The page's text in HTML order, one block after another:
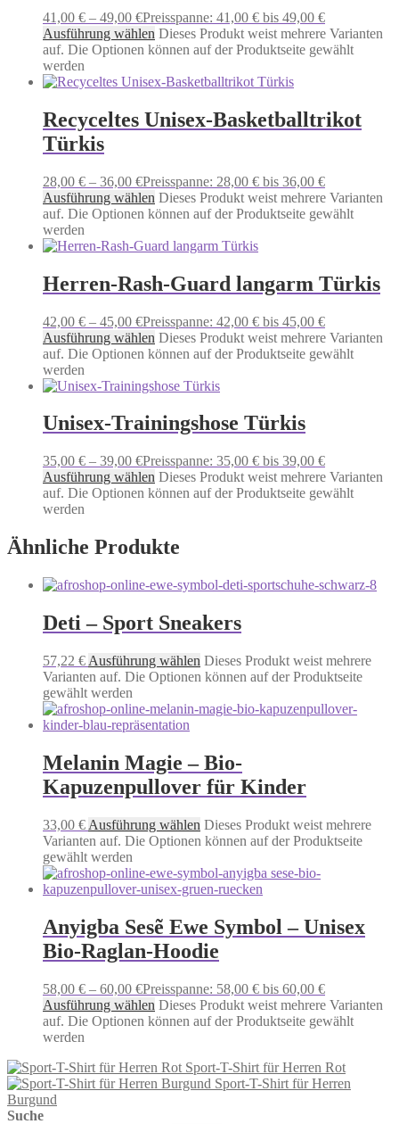
41,00 € – 49,00 €Preisspanne: 41,00 € bis 49,00 €
Ausführung wählen Dieses Produkt weist mehrere Varianten
auf. Die Optionen können auf der Produktseite gewählt
werden
Recyceltes Unisex-Basketballtrikot
Türkis
28,00 € – 36,00 €Preisspanne: 28,00 € bis 36,00 €
Ausführung wählen Dieses Produkt weist mehrere Varianten
auf. Die Optionen können auf der Produktseite gewählt
werden
Herren-Rash-Guard langarm Türkis
42,00 € – 45,00 €Preisspanne: 42,00 € bis 45,00 €
Ausführung wählen Dieses Produkt weist mehrere Varianten
auf. Die Optionen können auf der Produktseite gewählt
werden
Unisex-Trainingshose Türkis
35,00 € – 39,00 €Preisspanne: 35,00 € bis 39,00 €
Ausführung wählen Dieses Produkt weist mehrere Varianten
auf. Die Optionen können auf der Produktseite gewählt
werden
Ähnliche Produkte
Deti – Sport Sneakers
57,22 € Ausführung wählen Dieses Produkt weist mehrere
Varianten auf. Die Optionen können auf der Produktseite
gewählt werden
Melanin Magie – Bio-
Kapuzenpullover für Kinder
33,00 € Ausführung wählen Dieses Produkt weist mehrere
Varianten auf. Die Optionen können auf der Produktseite
gewählt werden
Anyigba Sesẽ Ewe Symbol – Unisex
Bio-Raglan-Hoodie
58,00 € – 60,00 €Preisspanne: 58,00 € bis 60,00 €
Ausführung wählen Dieses Produkt weist mehrere Varianten
auf. Die Optionen können auf der Produktseite gewählt
werden
Sport-T-Shirt für Herren Rot
Sport-T-Shirt für Herren
Burgund
Suche